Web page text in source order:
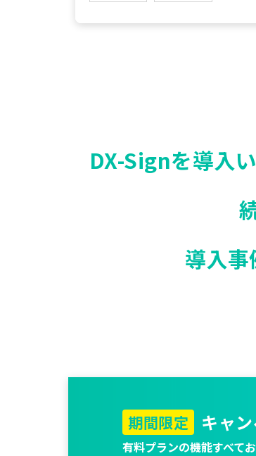
DX-Signを導入
導入事
期間限定 キャ
有料プランの機能すべて